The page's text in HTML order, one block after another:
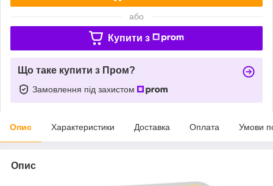
або
Купити з
Що таке купити з Пром?
Замовлення під захистом
Опис Характеристики Доставка Оплата Умови
Опис